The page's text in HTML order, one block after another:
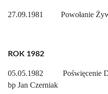
27.09.1981 Powołanie
ROK 1982
05.05.1982 Poświęcenie
bp Jan Czerniak